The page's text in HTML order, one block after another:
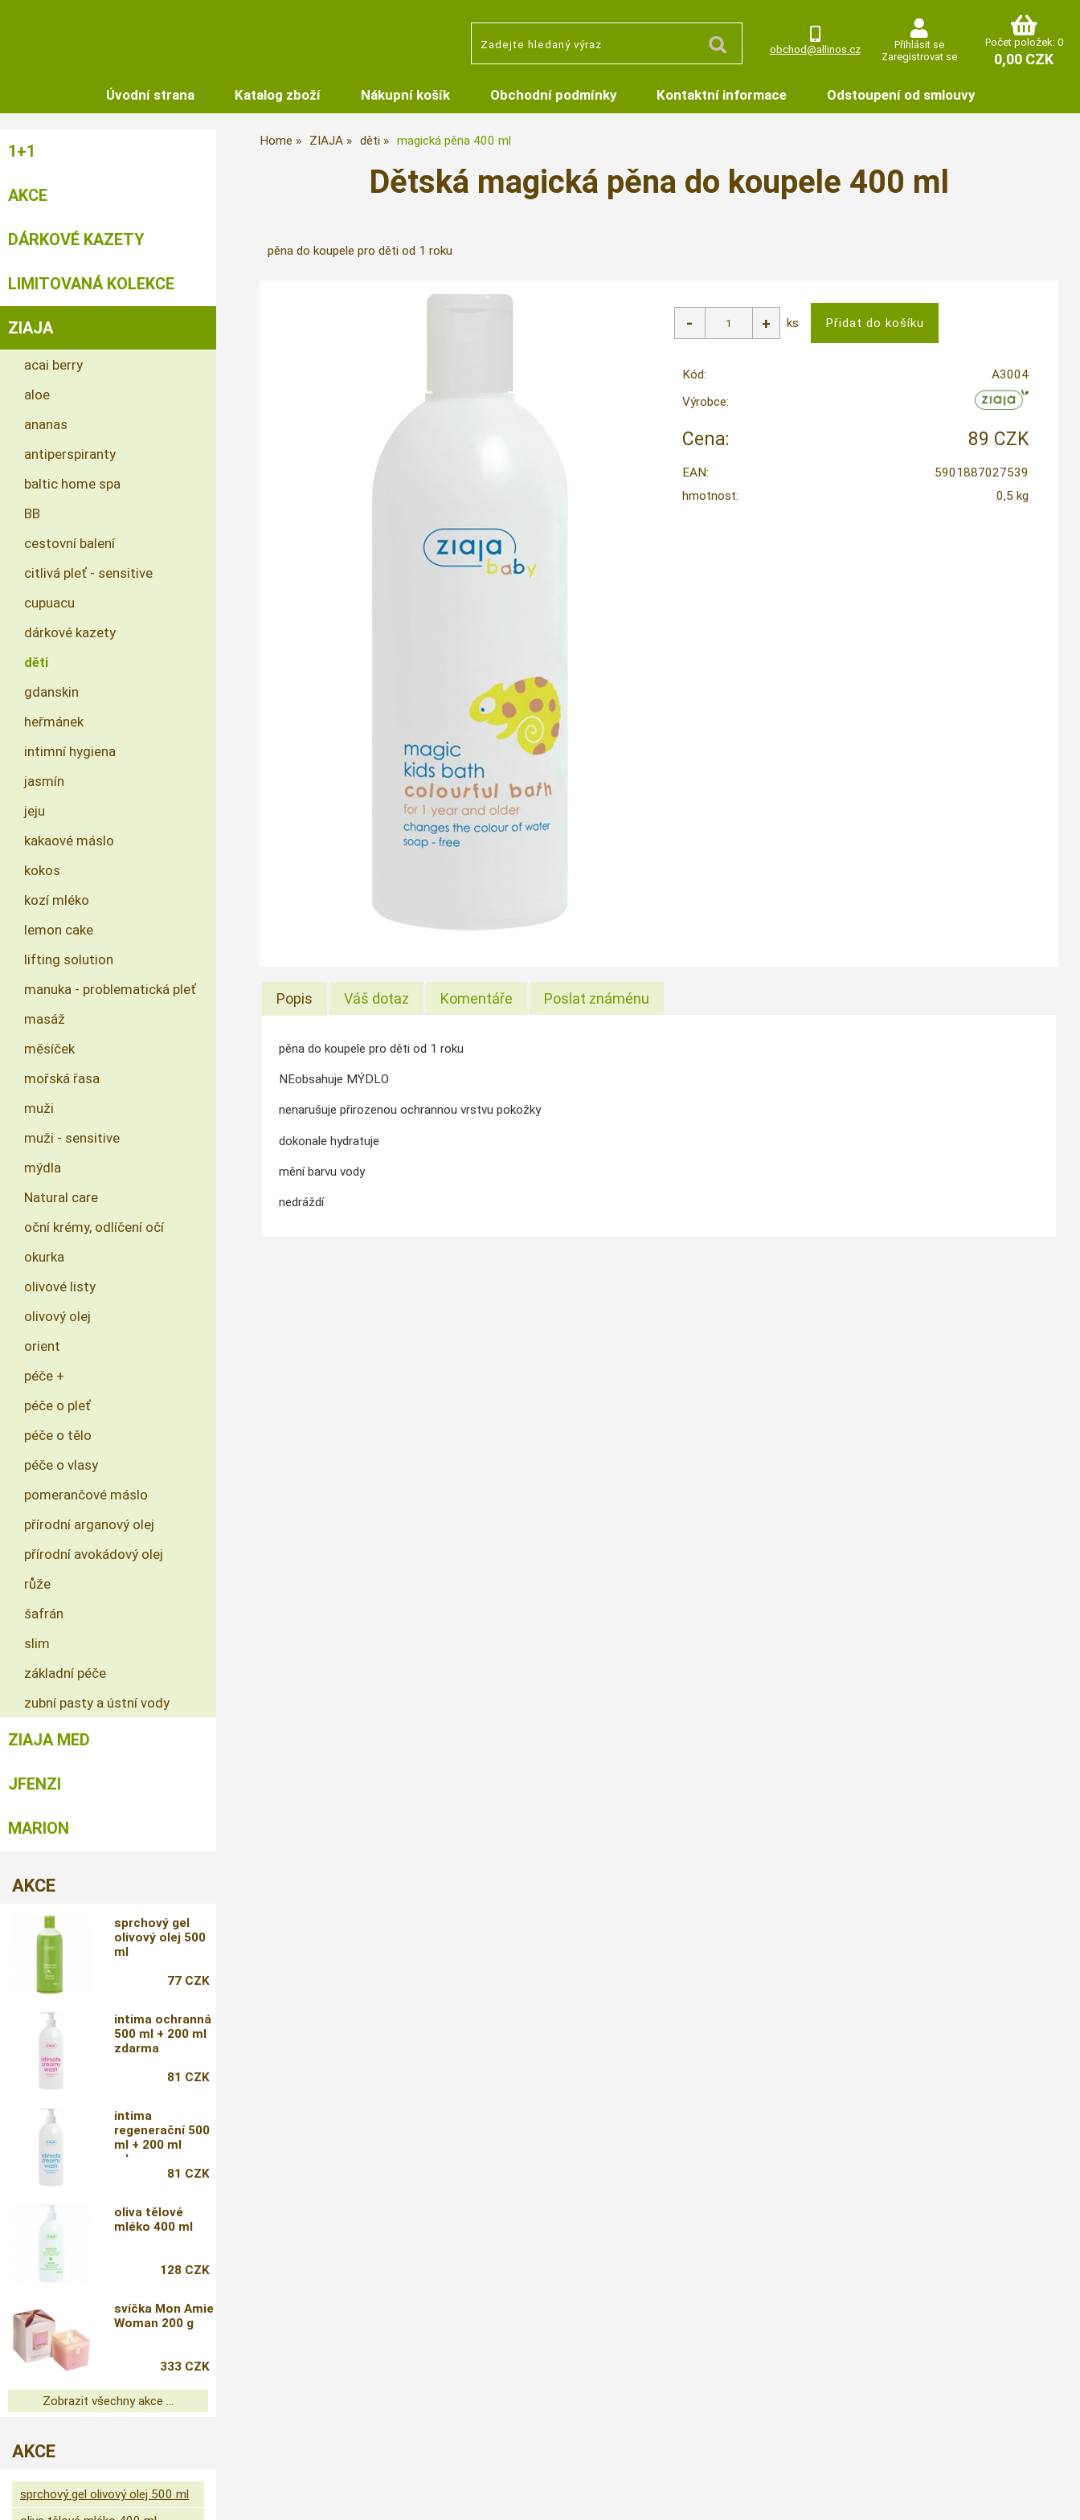
obchod@allinos.cz
Přihlásit se
Zaregistrovat se
Počet položek: 0
0,00 CZK
Úvodní strana Katalog zboží Nákupní košík Obchodní podmínky Kontaktní informace Odstoupení od smlouvy
Home ZIAJA děti magická pěna 400 ml
Dětská magická pěna do koupele 400 ml
pěna do koupele pro děti od 1 roku
ks
Kód:
A3004
Výrobce:
Cena: 89 CZK
EAN:
5901887027539
hmotnost:
0,5 kg
Popis Váš dotaz Komentáře Poslat známénu
pěna do koupele pro děti od 1 roku
NEobsahuje MÝDLO
nenarušuje přirozenou ochrannou vrstvu pokožky
dokonale hydratuje
mění barvu vody
nedráždí
1+1
AKCE
DÁRKOVÉ KAZETY
LIMITOVANÁ KOLEKCE
ZIAJA
acai berry
aloe
ananas
antiperspiranty
baltic home spa
BB
cestovní balení
citlivá pleť - sensitive
cupuacu
dárkové kazety
děti
gdanskin
heřmánek
intimní hygiena
jasmín
jeju
kakaové máslo
kokos
kozí mléko
lemon cake
lifting solution
manuka - problematická pleť
masáž
měsíček
mořská řasa
muži
muži - sensitive
mýdla
Natural care
oční krémy, odlíčení očí
okurka
olivové listy
olivový olej
orient
péče +
péče o pleť
péče o tělo
péče o vlasy
pomerančové máslo
přírodní arganový olej
přírodní avokádový olej
růže
šafrán
slim
základní péče
zubní pasty a ústní vody
ZIAJA MED
JFENZI
MARION
AKCE
sprchový gel
olivový olej 500
ml
77 CZK
intima ochranná
500 ml + 200 ml
zdarma
81 CZK
intima
regenerační 500
ml + 200 ml
zdarma
81 CZK
oliva tělové
mléko 400 ml
128 CZK
svíčka Mon Amie
Woman 200 g
333 CZK
Zobrazit všechny akce ...
AKCE
sprchový gel olivový olej 500 ml